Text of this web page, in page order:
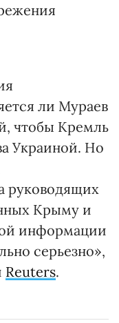
ли Мураев
чтобы Кремль
Украиной. Но
руководящих
Крыму и
информации
серьезно»,
Reuters.